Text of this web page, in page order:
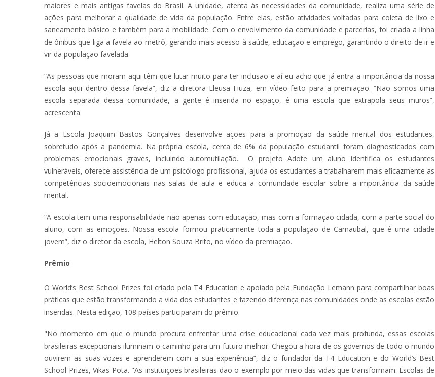
maiores e mais antigas favelas do Brasil. A unidade, atenta às necessidades da comunidade, realiza uma série de
ações para melhorar a qualidade de vida da população. Entre elas, estão atividades voltadas para coleta de lixo e
saneamento básico e também para a mobilidade. Com o envolvimento da comunidade e parcerias, foi criada a linha
de ônibus que liga a favela ao metrô, gerando mais acesso à saúde, educação e emprego, garantindo o direito de ir e
vir da população favelada.
“As pessoas que moram aqui têm que lutar muito para ter inclusão e aí eu acho que já entra a importância da nossa
escola aqui dentro dessa favela”, diz a diretora Eleusa Fiuza, em vídeo feito para a premiação. “Não somos uma
escola separada dessa comunidade, a gente é inserida no espaço, é uma escola que extrapola seus muros”,
acrescenta.
Já a Escola Joaquim Bastos Gonçalves desenvolve ações para a promoção da saúde mental dos estudantes,
sobretudo após a pandemia. Na própria escola, cerca de 6% da população estudantil foram diagnosticados com
problemas emocionais graves, incluindo automutilação. O projeto Adote um aluno identifica os estudantes
vulneráveis, oferece assistência de um psicólogo profissional, ajuda os estudantes a trabalharem mais eficazmente as
competências socioemocionais nas salas de aula e educa a comunidade escolar sobre a importância da saúde
mental.
“A escola tem uma responsabilidade não apenas com educação, mas com a formação cidadã, com a parte social do
aluno, com as emoções. Nossa escola formou praticamente toda a população de Carnaubal, que é uma cidade
jovem”, diz o diretor da escola, Helton Souza Brito, no vídeo da premiação.
Prêmio
O World’s Best School Prizes foi criado pela T4 Education e apoiado pela Fundação Lemann para compartilhar boas
práticas que estão transformando a vida dos estudantes e fazendo diferença nas comunidades onde as escolas estão
inseridas. Nesta edição, 108 países participaram do prêmio.
"No momento em que o mundo procura enfrentar uma crise educacional cada vez mais profunda, essas escolas
brasileiras excepcionais iluminam o caminho para um futuro melhor. Chegou a hora de os governos de todo o mundo
ouvirem as suas vozes e aprenderem com a sua experiência”, diz o fundador da T4 Education e do World’s Best
School Prizes, Vikas Pota. "As instituições brasileiras dão o exemplo por meio das vidas que transformam. Escolas de